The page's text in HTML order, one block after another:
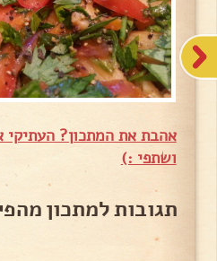
אהבת את המתכון? העתיקי
ושתפי :)
תגובות למתכון